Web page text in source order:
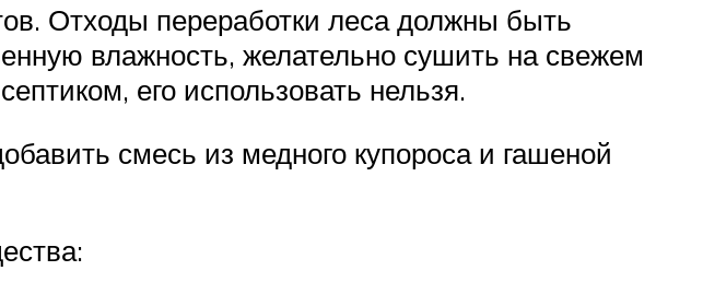
Отходы переработки леса должны быть
влажность, желательно сушить на свежем
его использовать нельзя.
смесь из медного купороса и гашеной